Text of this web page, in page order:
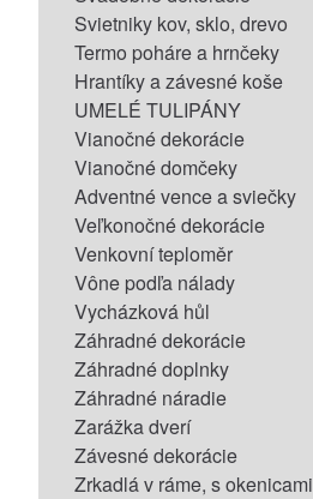
Svietniky kov, sklo, drevo
Termo poháre a hrnčeky
Hrantíky a závesné koše
UMELÉ TULIPÁNY
Vianočné dekorácie
Vianočné domčeky
Adventné vence a sviečky
Veľkonočné dekorácie
Venkovní teploměr
Vône podľa nálady
Vycházková hůl
Záhradné dekorácie
Záhradné doplnky
Záhradné náradie
Zarážka dverí
Závesné dekorácie
Zrkadlá v ráme, s okenicami